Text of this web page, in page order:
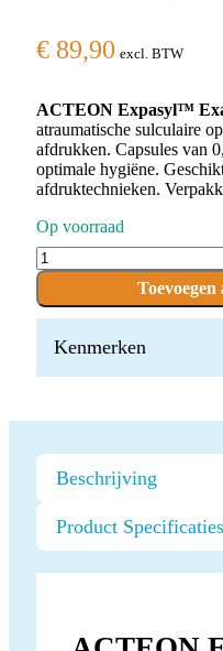
€ 89,90 excl. BTW
ACTEON Expasyl™
atraumatische sulculaire
afdrukken. Capsules van
optimale hygiëne.
afdruktechnieken.
Op voorraad
ACTEON
Expasyl™
Retractiepasta
–
quantity
Kenmerken
Beschrijving
Product Specificaties